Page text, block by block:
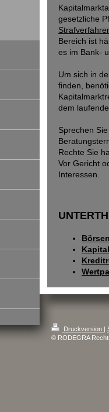
gesetzliche
Bereich ist
es im Bank-
Um sich in
finden,
dem
Sprechen
Rechte Sie
Vor Gericht
Interessen.
Druckversion |
© RODEGRA